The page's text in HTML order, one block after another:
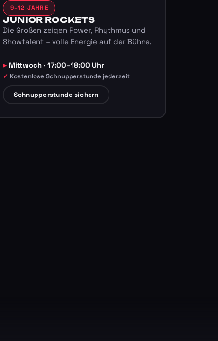
9–12 JAHRE
JUNIOR ROCKETS
Die Großen zeigen Power, Rhythmus und
Showtalent – volle Energie auf der Bühne.
Mittwoch · 17:00–18:00 Uhr
Kostenlose Schnupperstunde jederzeit
Schnupperstunde sichern